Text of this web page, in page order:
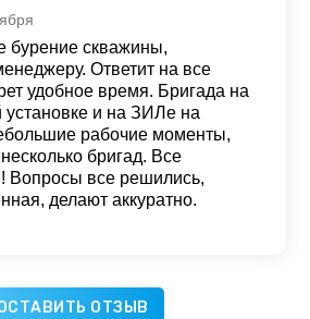
бурение скважины,
Ответит на все
удобное время. Бригада на
установке и на ЗИЛе на
рабочие моменты,
бригад. Все
Вопросы все решились,
делают аккуратно.
ОТЗЫВ